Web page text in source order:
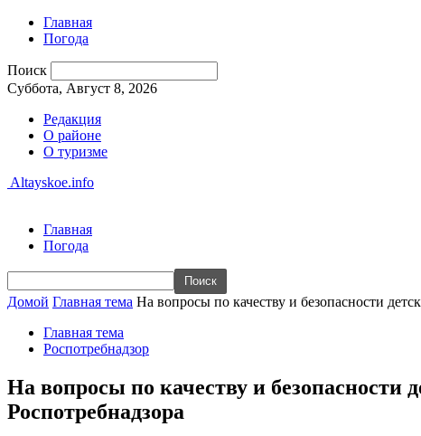
Главная
Погода
Поиск
Суббота, Август 8, 2026
Редакция
О районе
О туризме
Altayskoe.info
Главная
Погода
Домой Главная тема На вопросы по качеству и безопасности
Главная тема
Роспотребнадзор
На вопросы по качеству и безопасности
Роспотребнадзора